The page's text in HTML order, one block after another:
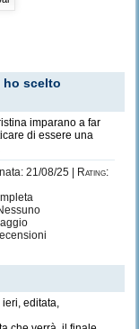
ho scelto
imparano a far
di essere una
21/08/25 |
Rating:
editata,